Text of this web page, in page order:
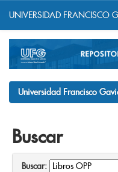
navigation
UNIVERSIDAD FRANCISCO
Universidad Francisco
Buscar
Buscar: